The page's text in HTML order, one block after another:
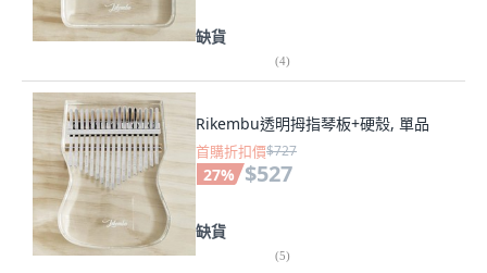
缺貨
(4)
Rikembu透明拇指琴板+硬殼, 單品
首購折扣價$727
27% $527
缺貨
(5)